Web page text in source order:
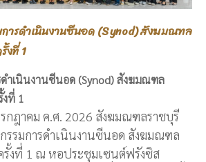
ารดำเนินงานซีนอด (Synod) สังฆมณฑล
งที่ 1
ำเนินงานซีนอด (Synod) สังฆมณฑล
ที่ 1
ฎาคม ค.ศ. 2026 สังฆมณฑลราชบุรี
รรมการดำเนินงานซีนอด สังฆมณฑล
รั้งที่ 1 ณ หอประชุมเซนต์ฟรังซิส